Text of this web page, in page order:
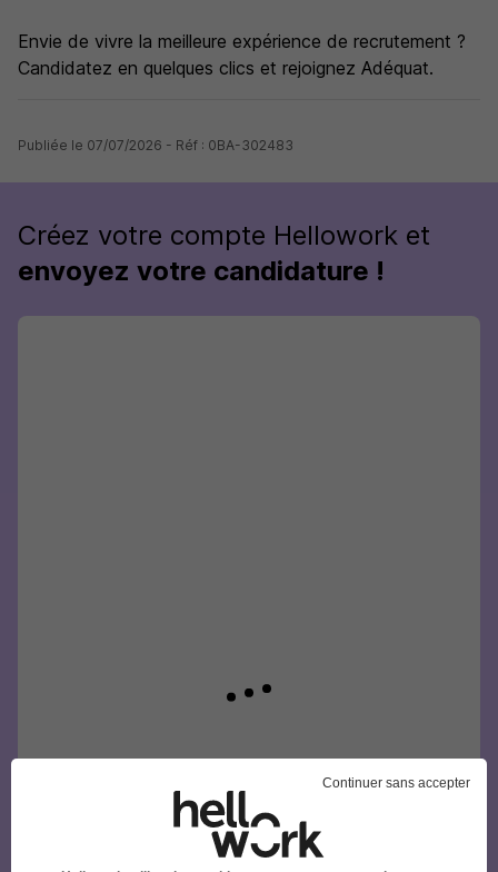
Envie de vivre la meilleure expérience de recrutement ?
Candidatez en quelques clics et rejoignez Adéquat.
Publiée le 07/07/2026 - Réf : 0BA-302483
Créez votre compte Hellowork et
envoyez votre candidature !
Continuer sans accepter